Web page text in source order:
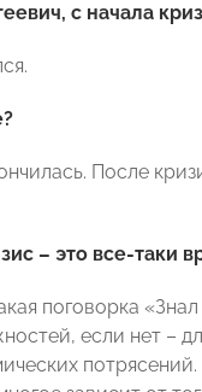
с начала
После
– это все-таки
поговорка
если нет –